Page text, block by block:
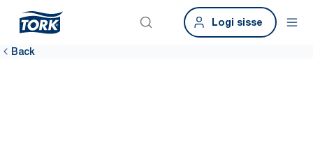
Logi sisse
Back